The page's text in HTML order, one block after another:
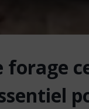
forage